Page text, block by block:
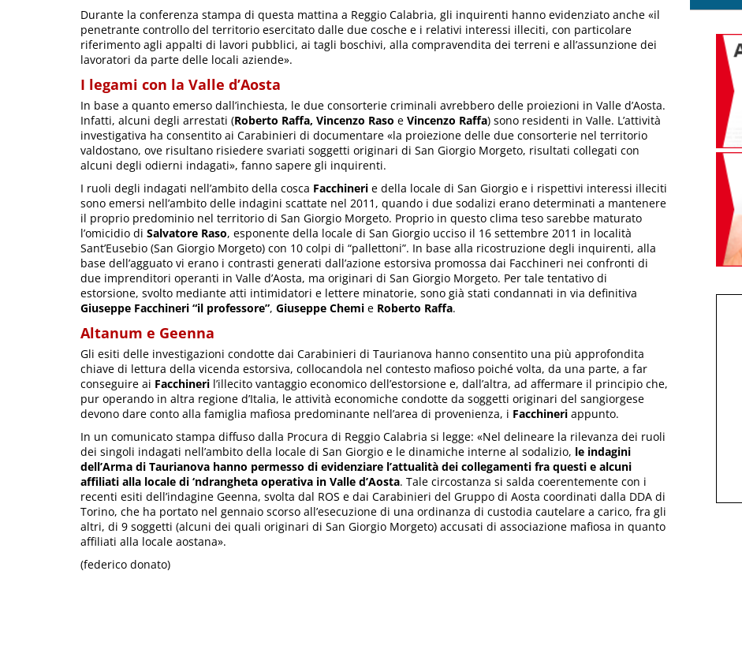
Durante la conferenza stampa di questa mattina a Reggio Calabria, gli inquirenti hanno evidenziato anche «il
penetrante controllo del territorio esercitato dalle due cosche e i relativi interessi illeciti, con particolare
riferimento agli appalti di lavori pubblici, ai tagli boschivi, alla compravendita dei terreni e all’assunzione dei
lavoratori da parte delle locali aziende».
I legami con la Valle d’Aosta
In base a quanto emerso dall’inchiesta, le due consorterie criminali avrebbero delle proiezioni in Valle d’Aosta.
Infatti, alcuni degli arrestati (Roberto Raffa, Vincenzo Raso e Vincenzo Raffa) sono residenti in Valle. L’attività
investigativa ha consentito ai Carabinieri di documentare «la proiezione delle due consorterie nel territorio
valdostano, ove risultano risiedere svariati soggetti originari di San Giorgio Morgeto, risultati collegati con
alcuni degli odierni indagati», fanno sapere gli inquirenti.
I ruoli degli indagati nell’ambito della cosca Facchineri e della locale di San Giorgio e i rispettivi interessi illeciti
sono emersi nell’ambito delle indagini scattate nel 2011, quando i due sodalizi erano determinati a mantenere
il proprio predominio nel territorio di San Giorgio Morgeto. Proprio in questo clima teso sarebbe maturato
l’omicidio di Salvatore Raso, esponente della locale di San Giorgio ucciso il 16 settembre 2011 in località
Sant’Eusebio (San Giorgio Morgeto) con 10 colpi di “pallettoni”. In base alla ricostruzione degli inquirenti, alla
base dell’agguato vi erano i contrasti generati dall’azione estorsiva promossa dai Facchineri nei confronti di
due imprenditori operanti in Valle d’Aosta, ma originari di San Giorgio Morgeto. Per tale tentativo di
estorsione, svolto mediante atti intimidatori e lettere minatorie, sono già stati condannati in via definitiva
Giuseppe Facchineri “il professore”, Giuseppe Chemi e Roberto Raffa.
Altanum e Geenna
Gli esiti delle investigazioni condotte dai Carabinieri di Taurianova hanno consentito una più approfondita
chiave di lettura della vicenda estorsiva, collocandola nel contesto mafioso poiché volta, da una parte, a far
conseguire ai Facchineri l’illecito vantaggio economico dell’estorsione e, dall’altra, ad affermare il principio che,
pur operando in altra regione d’Italia, le attività economiche condotte da soggetti originari del sangiorgese
devono dare conto alla famiglia mafiosa predominante nell’area di provenienza, i Facchineri appunto.
In un comunicato stampa diffuso dalla Procura di Reggio Calabria si legge: «Nel delineare la rilevanza dei ruoli
dei singoli indagati nell’ambito della locale di San Giorgio e le dinamiche interne al sodalizio, le indagini
dell’Arma di Taurianova hanno permesso di evidenziare l’attualità dei collegamenti fra questi e alcuni
affiliati alla locale di ‘ndrangheta operativa in Valle d’Aosta. Tale circostanza si salda coerentemente con i
recenti esiti dell’indagine Geenna, svolta dal ROS e dai Carabinieri del Gruppo di Aosta coordinati dalla DDA di
Torino, che ha portato nel gennaio scorso all’esecuzione di una ordinanza di custodia cautelare a carico, fra gli
altri, di 9 soggetti (alcuni dei quali originari di San Giorgio Morgeto) accusati di associazione mafiosa in quanto
affiliati alla locale aostana».
(federico donato)